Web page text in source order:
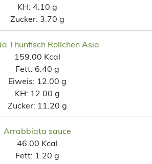
KH: 4.10 g
Zucker: 3.70 g
Thunfisch Röllchen Asia
159.00 Kcal
Fett: 6.40 g
Eiweis: 12.00 g
KH: 12.00 g
Zucker: 11.20 g
Arrabbiata sauce
46.00 Kcal
Fett: 1.20 g